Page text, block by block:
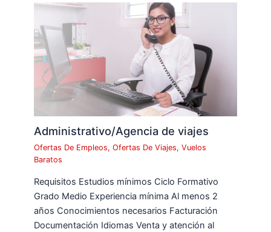
Administrativo/Agencia de viajes
Ofertas De Empleos,Ofertas De Viajes,Vuelos
Baratos
Requisitos Estudios mínimos Ciclo Formativo
Grado Medio Experiencia mínima Al menos 2
años Conocimientos necesarios Facturación
Documentación Idiomas Venta y atención al